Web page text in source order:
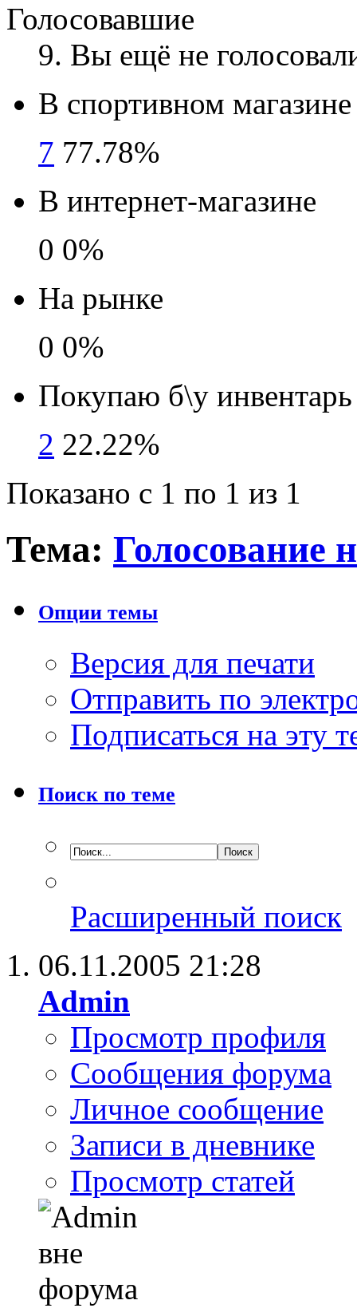
Голосовавшие
9. Вы ещё не
В спортивном магазине
7 77.78%
В интернет-магазине
0 0%
На рынке
0 0%
Покупаю б\у
2 22.22%
Показано с 1 по 1 из 1
Тема: Голосование
Опции темы
Версия для печати
Отправить по
Подписаться на эту
Поиск по теме
Расширенный поиск
06.11.2005 21:28
Admin
Просмотр профиля
Сообщения форума
Личное сообщение
Записи в дневнике
Просмотр статей